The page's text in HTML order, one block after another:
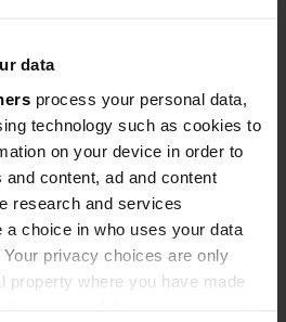
data
process your personal data,
technology such as cookies to
on your device in order to
content, ad and content
research and services
a choice in who uses your data
privacy choices are only
property where you have made
Pologne